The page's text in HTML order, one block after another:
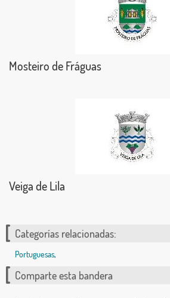
Mosteiro de Fráguas
Veiga de Lila
Categorías relacionadas:
Portuguesas,
Comparte esta bandera